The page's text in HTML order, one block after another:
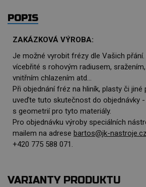
POPIS
ZAKÁZKOVÁ VÝROBA:
Je možné vyrobit frézy dle Vašich přání.
vícebřité s rohovým radiusem,
vnitřním chlazením atd...
Při objednání fréz na hliník, plasty či
uveďte tuto skutečnost do objednávky
s geometrií pro tyto materiály.
Pro objednávku výroby speciálních
mailem na adrese bartos@jk-nastroje.cz
+420 775 588 071.
VARIANTY PRODUKTU